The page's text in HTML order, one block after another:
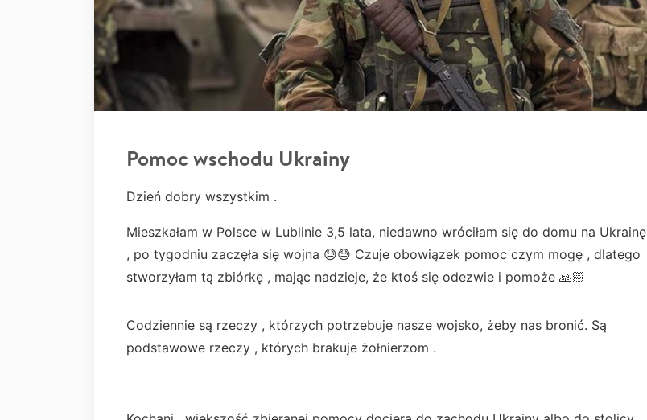
Pomoc wschodu Ukrainy
Dzień dobry wszystkim .
Mieszkałam w Polsce w Lublinie 3,5 lata, niedawno wróciłam się do domu na Ukrainę
, po tygodniu zaczęła się wojna 😓😓 Czuje obowiązek pomoc czym mogę , dlatego
stworzyłam tą zbiórkę , mając nadzieje, że ktoś się odezwie i pomoże 🙏🏻
Codziennie są rzeczy , którzych potrzebuje nasze wojsko, żeby nas bronić. Są
podstawowe rzeczy , których brakuje żołnierzom .